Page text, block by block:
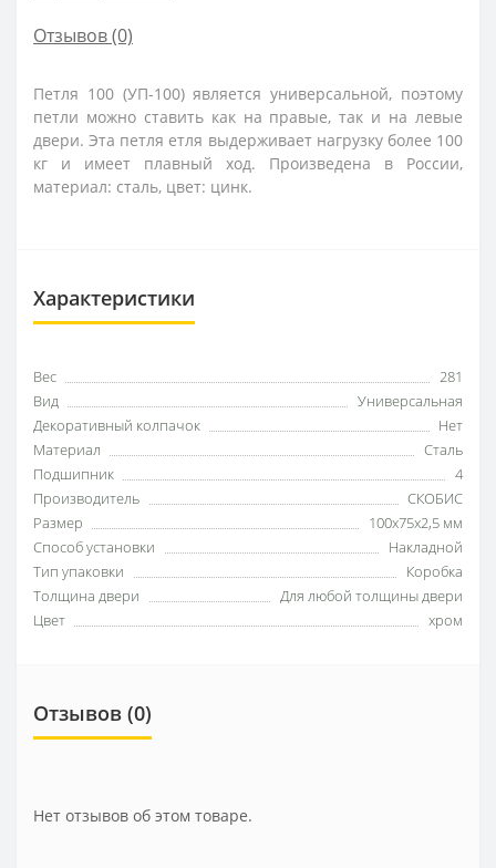
Отзывов (0)
Петля 100 (УП-100) является универсальной, поэтому
петли можно ставить как на правые, так и на левые
двери. Эта петля етля выдерживает нагрузку более 100
кг и имеет плавный ход. Произведена в России,
материал: сталь, цвет: цинк.
Характеристики
Вес
281
Вид
Универсальная
Декоративный колпачок
Нет
Материал
Сталь
Подшипник
4
Производитель
СКОБИС
Размер
100x75x2,5 мм
Способ установки
Накладной
Тип упаковки
Коробка
Толщина двери
Для любой толщины двери
Цвет
хром
Отзывов (0)
Нет отзывов об этом товаре.